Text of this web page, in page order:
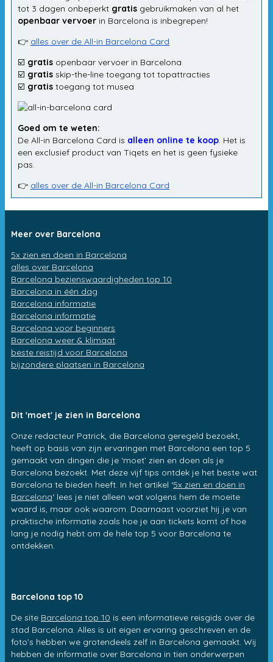
tot 3 dagen onbeperkt gratis gebruikmaken van al het
openbaar vervoer in Barcelona is inbegrepen!
👉 alles over de All-in Barcelona Card
☑️ gratis openbaar vervoer in Barcelona
☑️ gratis skip-the-line toegang tot topattracties
☑️ gratis toegang tot musea
Goed om te weten:
De All-in Barcelona Card is alleen online te koop. Het is
een exclusief product van Tiqets en het is geen fysieke
pas.
👉 alles over de All-in Barcelona Card
Meer over Barcelona
5x zien en doen in Barcelona
alles over Barcelona
Barcelona bezienswaardigheden top 10
Barcelona in één dag
Barcelona informatie
Barcelona informatie
Barcelona voor beginners
Barcelona weer & klimaat
beste reistijd voor Barcelona
bijzondere plaatsen in Barcelona
Dit 'moet' je zien in Barcelona
Onze redacteur Patrick, die Barcelona geregeld bezoekt,
heeft op basis van zijn ervaringen met Barcelona een top 5
gemaakt van dingen die je ‘moet’ zien en doen als je
Barcelona bezoekt. Met deze vijf tips ontdek je het beste wat
Barcelona te bieden heeft. In het artikel ‘5x zien en doen in
Barcelona‘ lees je niet alleen wat volgens hem de moeite
waard is, maar ook waarom. Daarnaast voorziet hij je van
praktische informatie zoals hoe je aan tickets komt of hoe
lang je nodig hebt om de hele top 5 voor Barcelona te
ontdekken.
Barcelona top 10
De site Barcelona top 10 is een informatieve reisgids over de
stad Barcelona. Alles is uit eigen ervaring geschreven en de
foto’s hebben we grotendeels zelf in Barcelona gemaakt. Wij
hebben de informatie over Barcelona in tien onderwerpen